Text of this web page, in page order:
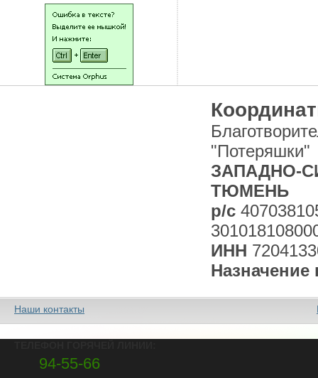
"Потеряшки"
ЗАПАДНО-
ТЮМЕНЬ
р/с
ИНН
Назначение
Наши контакты
94-55-66